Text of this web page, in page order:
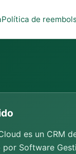
Política de
es un CRM
por Software